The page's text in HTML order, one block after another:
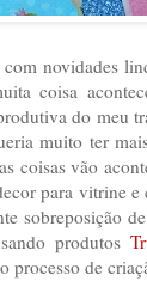
novidades
coisa
do meu
muito ter
coisas vão
para vitrine
sobreposição
produtos
processo de